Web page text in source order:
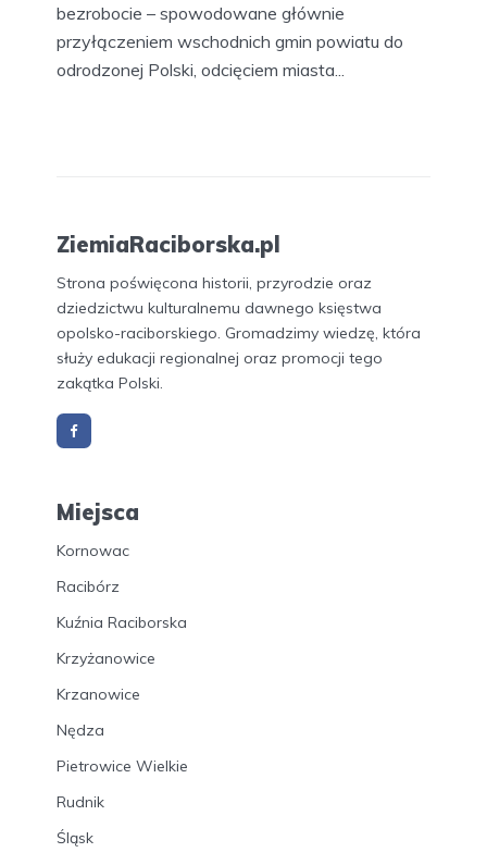
bezrobocie – spowodowane głównie
przyłączeniem wschodnich gmin powiatu do
odrodzonej Polski, odcięciem miasta...
ZiemiaRaciborska.pl
Strona poświęcona historii, przyrodzie oraz
dziedzictwu kulturalnemu dawnego księstwa
opolsko-raciborskiego. Gromadzimy wiedzę, która
służy edukacji regionalnej oraz promocji tego
zakątka Polski.
Miejsca
Kornowac
Racibórz
Kuźnia Raciborska
Krzyżanowice
Krzanowice
Nędza
Pietrowice Wielkie
Rudnik
Śląsk